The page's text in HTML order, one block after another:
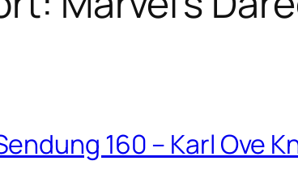
160 – Karl Ove